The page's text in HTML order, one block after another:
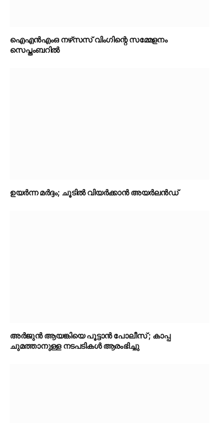
ഐഎൻഎംഒ നഴ്‌സസ് വിംഗിന്റെ സമ്മേളനം
സെപ്തംബറിൽ
ഉയർന്ന മർദ്ദം; ചൂടിൽ വിയർക്കാൻ അയർലൻഡ്
അർജുൻ ആയങ്കിയെ പൂട്ടാൻ പോലീസ് ; കാപ്പ
ചുമത്താനുള്ള നടപടികൾ ആരംഭിച്ചു